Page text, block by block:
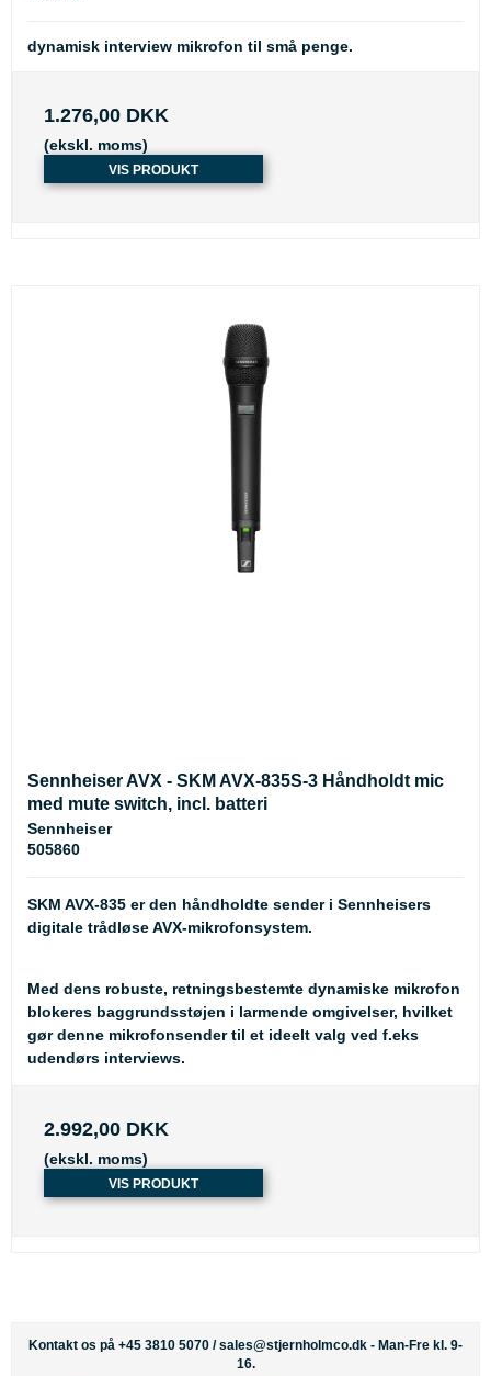
dynamisk interview mikrofon til små penge.
1.276,00 DKK
(ekskl. moms)
VIS PRODUKT
Sennheiser AVX - SKM AVX-835S-3 Håndholdt mic
med mute switch, incl. batteri
Sennheiser
505860
SKM AVX-835 er den håndholdte sender i Sennheisers
digitale trådløse AVX-mikrofonsystem.
Med dens robuste, retningsbestemte dynamiske mikrofon
blokeres baggrundsstøjen i larmende omgivelser, hvilket
gør denne mikrofonsender til et ideelt valg ved f.eks
udendørs interviews.
2.992,00 DKK
(ekskl. moms)
VIS PRODUKT
Kontakt os på +45 3810 5070 /sales@stjernholmco.dk - Man-Fre kl. 9-
16.